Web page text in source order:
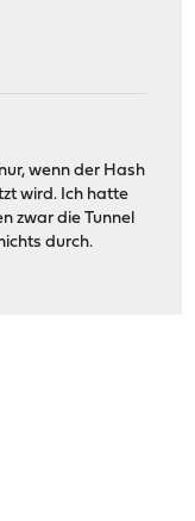
wenn der Hash
wird. Ich hatte
zwar die Tunnel
durch.